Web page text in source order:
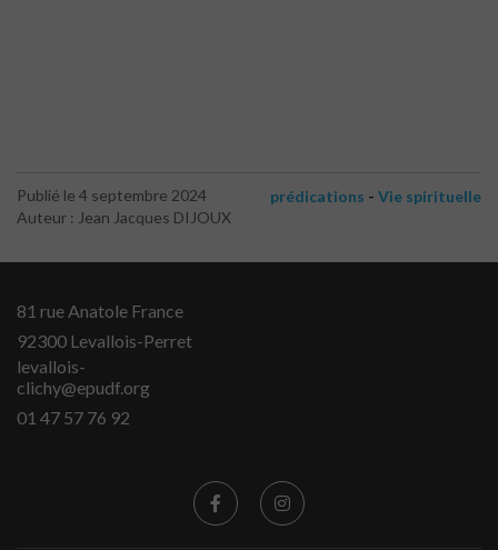
Publié le 4 septembre 2024
Auteur : Jean Jacques DIJOUX
prédications - Vie spirituelle
81 rue Anatole France
92300 Levallois-Perret
levallois-
clichy@epudf.org
01 47 57 76 92